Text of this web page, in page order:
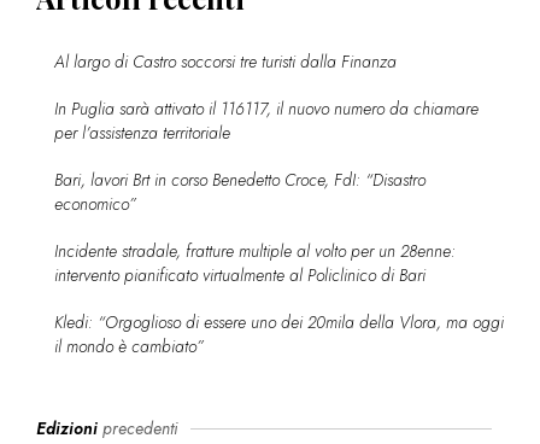
Al largo di Castro soccorsi tre turisti dalla Finanza
In Puglia sarà attivato il 116117, il nuovo numero da chiamare
per l’assistenza territoriale
Bari, lavori Brt in corso Benedetto Croce, FdI: “Disastro
economico”
Incidente stradale, fratture multiple al volto per un 28enne:
intervento pianificato virtualmente al Policlinico di Bari
Kledi: “Orgoglioso di essere uno dei 20mila della Vlora, ma oggi
il mondo è cambiato”
Edizioni precedenti